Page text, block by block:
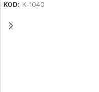
KOD: K-1040